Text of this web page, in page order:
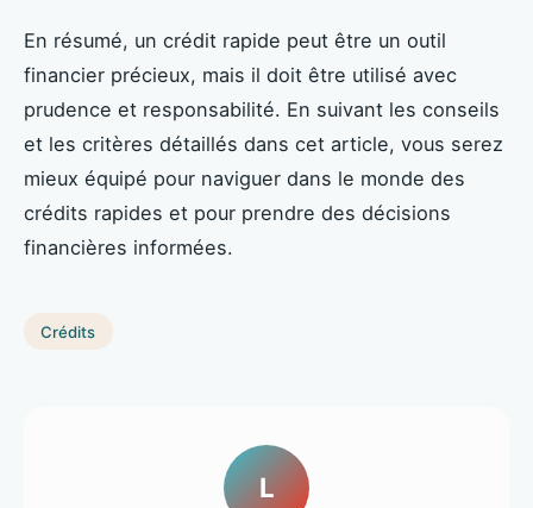
En résumé, un crédit rapide peut être un outil
financier précieux, mais il doit être utilisé avec
prudence et responsabilité. En suivant les conseils
et les critères détaillés dans cet article, vous serez
mieux équipé pour naviguer dans le monde des
crédits rapides et pour prendre des décisions
financières informées.
Crédits
L